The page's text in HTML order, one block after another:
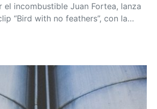
el incombustible Juan Fortea, lanza
“Bird with no feathers”, con la…